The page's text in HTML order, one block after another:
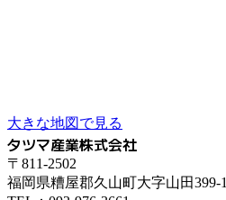
大きな地図で見る
タツマ産業株式会社
〒811-2502
福岡県糟屋郡久山町大字山田399-1